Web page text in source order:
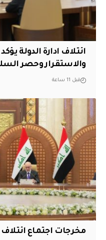
ائتلاف ادارة الدولة
والاستقرار وحصر
قبل 11 ساعة
مخرجات اجتماع ائتلاف